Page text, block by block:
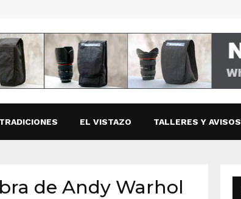
EL VISTAZO TALLERES Y AVISOS
de Andy Warhol